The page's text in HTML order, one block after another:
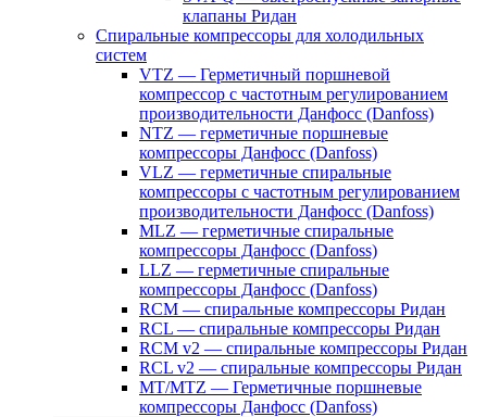
клапаны Ридан
Спиральные компрессоры для холодильных
систем
VTZ — Герметичный поршневой
компрессор с частотным регулированием
производительности Данфосс (Danfoss)
NTZ — герметичные поршневые
компрессоры Данфосс (Danfoss)
VLZ — герметичные спиральные
компрессоры с частотным регулированием
производительности Данфосс (Danfoss)
MLZ — герметичные спиральные
компрессоры Данфосс (Danfoss)
LLZ — герметичные спиральные
компрессоры Данфосс (Danfoss)
RCM — спиральные компрессоры Ридан
RCL — спиральные компрессоры Ридан
RCM v2 — спиральные компрессоры Ридан
RCL v2 — спиральные компрессоры Ридан
MT/MTZ — Герметичные поршневые
компрессоры Данфосс (Danfoss)